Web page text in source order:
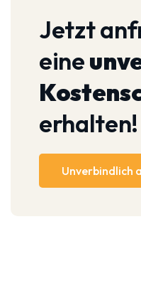
Jetzt
eine
erhalten!
Unverbindlich